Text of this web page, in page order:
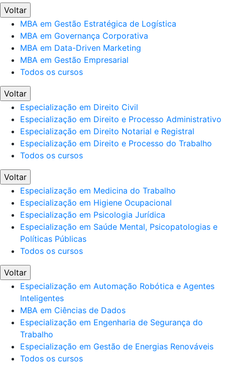
Voltar
MBA em Gestão Estratégica de Logística
MBA em Governança Corporativa
MBA em Data-Driven Marketing
MBA em Gestão Empresarial
Todos os cursos
Voltar
Especialização em Direito Civil
Especialização em Direito e Processo Administrativo
Especialização em Direito Notarial e Registral
Especialização em Direito e Processo do Trabalho
Todos os cursos
Voltar
Especialização em Medicina do Trabalho
Especialização em Higiene Ocupacional
Especialização em Psicologia Jurídica
Especialização em Saúde Mental, Psicopatologias e
Políticas Públicas
Todos os cursos
Voltar
Especialização em Automação Robótica e Agentes
Inteligentes
MBA em Ciências de Dados
Especialização em Engenharia de Segurança do
Trabalho
Especialização em Gestão de Energias Renováveis
Todos os cursos